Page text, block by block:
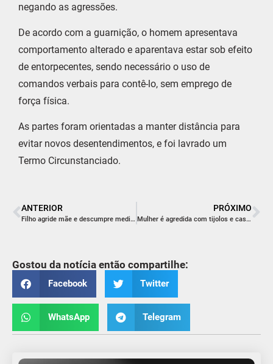
negando as agressões.
De acordo com a guarnição, o homem apresentava
comportamento alterado e aparentava estar sob efeito
de entorpecentes, sendo necessário o uso de
comandos verbais para contê-lo, sem emprego de
força física.
As partes foram orientadas a manter distância para
evitar novos desentendimentos, e foi lavrado um
Termo Circunstanciado.
ANTERIOR
Filho agride mãe e descumpre medida protetiva em Criciúma
PRÓXIMO
Mulher é agredida com tijolos e caso é tratado como tentativa de feminicídio em Criciúma
Gostou da notícia então compartilhe:
Facebook Twitter
WhatsApp Telegram